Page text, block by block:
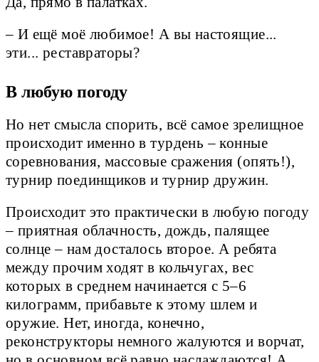
– И ещё моё любимое! А вы настоящие...
эти... реставраторы?
В любую погоду
Но нет смысла спорить, всё самое зрелищное
происходит именно в турдень – конные
соревнования, массовые сражения (опять!),
турнир поединщиков и турнир дружин.
Происходит это практически в любую погоду
– приятная облачность, дождь, палящее
солнце – нам досталось второе. А ребята
между прочим ходят в кольчугах, вес
которых в среднем начинается с 5–6
килограмм, прибавьте к этому шлем и
оружие. Нет, иногда, конечно,
реконструкторы немного жалуются и ворчат,